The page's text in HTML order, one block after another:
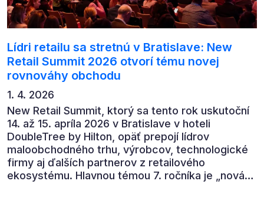
Lídri retailu sa stretnú v Bratislave: New
Retail Summit 2026 otvorí tému novej
rovnováhy obchodu
1. 4. 2026
New Retail Summit, ktorý sa tento rok uskutoční
14. až 15. apríla 2026 v Bratislave v hoteli
DoubleTree by Hilton, opäť prepojí lídrov
maloobchodného trhu, výrobcov, technologické
firmy aj ďalších partnerov z retailového
ekosystému. Hlavnou témou 7. ročníka je „nová